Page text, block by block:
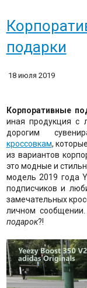
подарки
18 июля 2019
Корпоративные
иная продукция с
дорогим
кроссовкам,
из вариантов
это модные и
модель 2019 года
подписчиков и
замечательных
личном
подарок?!